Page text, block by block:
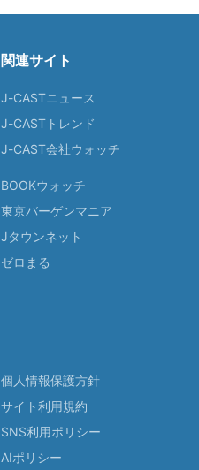
関連サイト
J-CASTニュース
J-CASTトレンド
J-CAST会社ウォッチ
BOOKウォッチ
東京バーゲンマニア
Jタウンネット
ゼロまる
個人情報保護方針
サイト利用規約
SNS利用ポリシー
AIポリシー